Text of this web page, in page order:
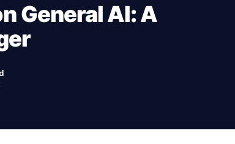
General AI: A